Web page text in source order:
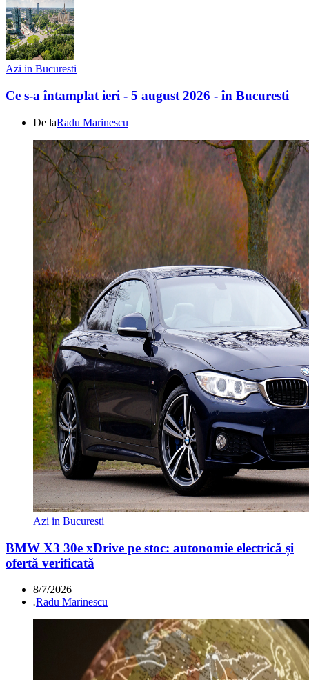
Azi in Bucuresti
Ce s-a întamplat ieri - 5 august 2026 - în Bucuresti
De laRadu Marinescu
Azi in Bucuresti
BMW X3 30e xDrive pe stoc: autonomie electrică și
ofertă verificată
8/7/2026
.Radu Marinescu